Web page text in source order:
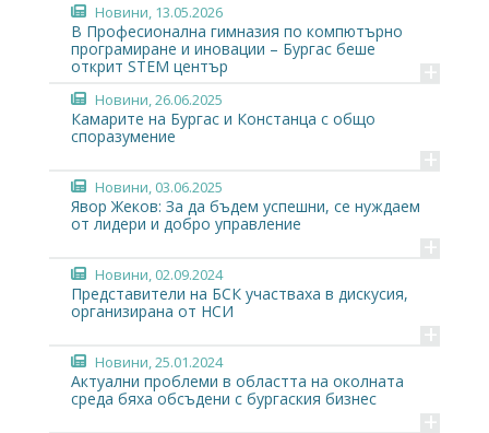
Новини, 13.05.2026
В Професионална гимназия по компютърно
програмиране и иновации – Бургас беше
открит STEM център
+
Новини, 26.06.2025
Камарите на Бургас и Констанца с общо
споразумение
+
Новини, 03.06.2025
Явор Жеков: За да бъдем успешни, се нуждаем
от лидери и добро управление
+
Новини, 02.09.2024
Представители на БСК участваха в дискусия,
организирана от НСИ
+
Новини, 25.01.2024
Актуални проблеми в областта на околната
среда бяха обсъдени с бургаския бизнес
+